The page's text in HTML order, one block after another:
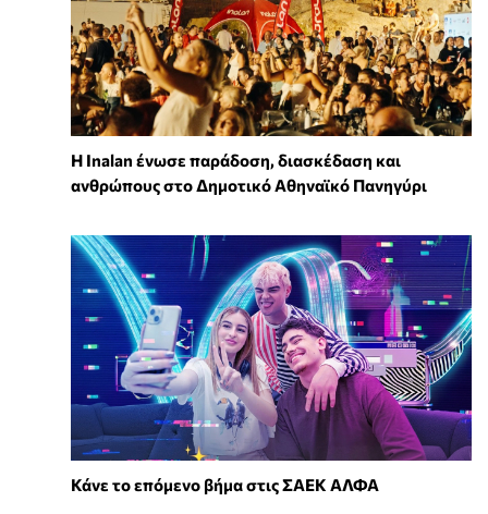
Η Inalan ένωσε παράδοση, διασκέδαση και
ανθρώπους στο Δημοτικό Αθηναϊκό Πανηγύρι
Κάνε το επόμενο βήμα στις ΣΑΕΚ ΑΛΦΑ